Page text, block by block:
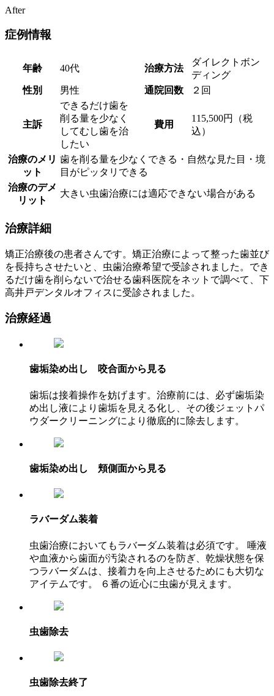
After
症例情報
年齢 40代 治療方法
ダイレクトボン
ディング
性別
男性 通院回数 ２回
主訴
できるだけ歯を
削る量を少なく
してむし歯を治
したい
費用
115,500円（税
込）
治療のメリ
ット
歯を削る量を少なくできる・自然な見た目・境
目がピッタリできる
治療のデメ
リット
大きい虫歯治療には適応できない場合がある
治療詳細
矯正治療後の患者さんです。矯正治療によって整った歯並び
を長持ちさせたいと、虫歯治療希望で受診されました。でき
るだけ歯を削らないで治せる歯科医院をネットで調べて、下
高井戸デンタルオフィスに受診されました。
治療経過
歯垢染め出し 咬合面から見る
歯垢は接着操作を妨げます。治療前には、必ず歯垢染
め出し液により歯垢を見える化し、その後ジェットパ
ウダークリーニングにより徹底的に除去します。
歯垢染め出し 頬側面から見る
ラバーダム装着
虫歯治療においてもラバーダム装着は必須です。 唾液
や血液から歯面が汚染されるのを防ぎ、乾燥状態を保
つラバーダムは、接着力を向上させるためにも大切な
アイテムです。 ６番の近心に虫歯が見えます。
虫歯除去
虫歯除去終了